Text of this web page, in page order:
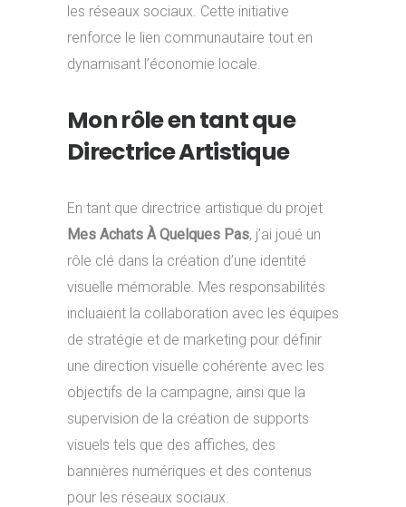
les réseaux sociaux. Cette initiative
renforce le lien communautaire tout en
dynamisant l’économie locale.
Mon rôle en tant que
Directrice Artistique
En tant que directrice artistique du projet
Mes Achats À Quelques Pas, j’ai joué un
rôle clé dans la création d’une identité
visuelle mémorable. Mes responsabilités
incluaient la collaboration avec les équipes
de stratégie et de marketing pour définir
une direction visuelle cohérente avec les
objectifs de la campagne, ainsi que la
supervision de la création de supports
visuels tels que des affiches, des
bannières numériques et des contenus
pour les réseaux sociaux.